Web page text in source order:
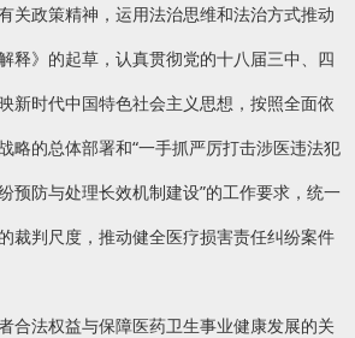
政策精神，运用法治思维和法治方式推动
释》的起草，认真贯彻党的十八届三中、四
新时代中国特色社会主义思想，按照全面依
略的总体部署和“一手抓严厉打击涉医违法犯
预防与处理长效机制建设”的工作要求，统一
裁判尺度，推动健全医疗损害责任纠纷案件
法权益与保障医药卫生事业健康发展的关